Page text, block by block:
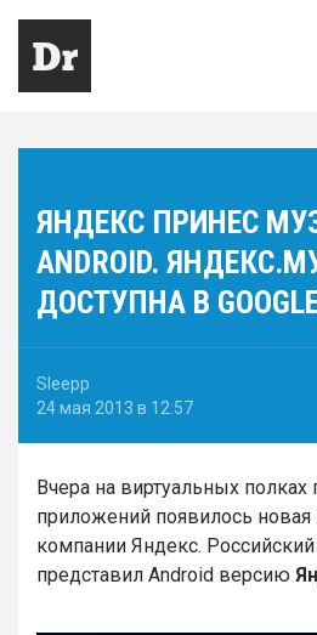
ЯНДЕКС ПРИНЕС
ANDROID.
ДОСТУПНА В
Sleepp
24 мая 2013 в 12:57
Вчера на виртуальных полках
приложений появилось новая
компании Яндекс.
представил Android версию